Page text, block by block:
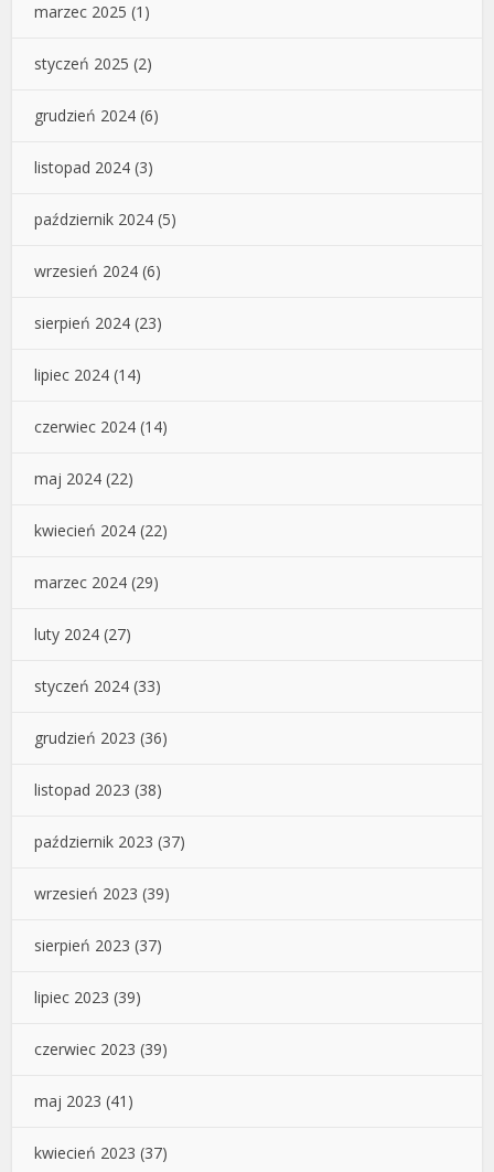
marzec 2025 (1)
styczeń 2025 (2)
grudzień 2024 (6)
listopad 2024 (3)
październik 2024 (5)
wrzesień 2024 (6)
sierpień 2024 (23)
lipiec 2024 (14)
czerwiec 2024 (14)
maj 2024 (22)
kwiecień 2024 (22)
marzec 2024 (29)
luty 2024 (27)
styczeń 2024 (33)
grudzień 2023 (36)
listopad 2023 (38)
październik 2023 (37)
wrzesień 2023 (39)
sierpień 2023 (37)
lipiec 2023 (39)
czerwiec 2023 (39)
maj 2023 (41)
kwiecień 2023 (37)